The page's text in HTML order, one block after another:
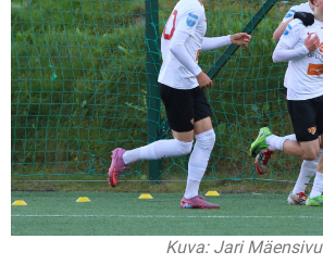
Kuva: Jari Mäensivu